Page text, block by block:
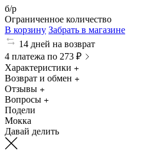
б/р
Ограниченное количество
В корзину Забрать в магазине
14 дней на возврат
4 платежа по 273 ₽
Характеристики
Возврат и обмен
Отзывы
Вопросы
Подели
Мокка
Давай делить